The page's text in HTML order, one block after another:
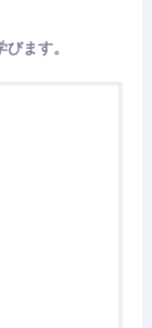
ます。